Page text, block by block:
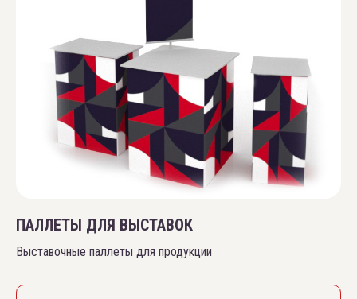
ПАЛЛЕТЫ ДЛЯ ВЫСТАВОК
Выставочные паллеты для продукции